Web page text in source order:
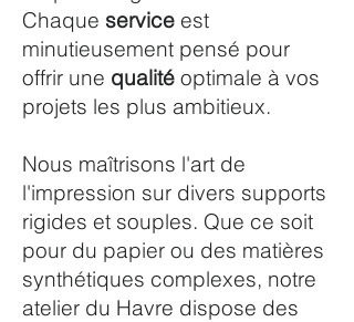
Chaque service est
minutieusement pensé pour
offrir une qualité optimale à vos
projets les plus ambitieux.
Nous maîtrisons l'art de
l'impression sur divers supports
rigides et souples. Que ce soit
pour du papier ou des matières
synthétiques complexes, notre
atelier du Havre dispose des